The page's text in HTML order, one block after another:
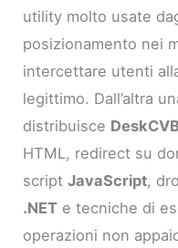
utility molto usate
posizionamento nei
intercettare utenti
legittimo. Dall’altra
distribuisce
HTML, redirect su
scriptJavaScript,
.NET e tecniche di
operazioni non